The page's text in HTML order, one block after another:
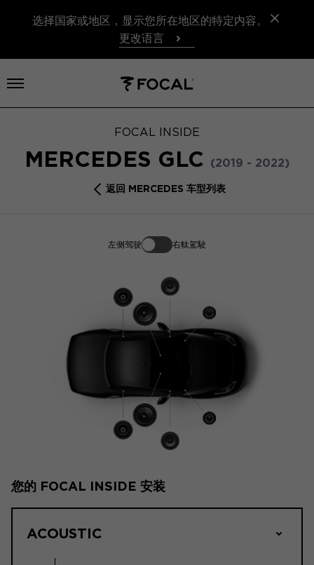
选择国家或地区，显示您所在地区的特定内容。
更改语言
打开菜单
FOCAL INSIDE
MERCEDES GLC (2019 - 2022)
返回 MERCEDES 车型列表
左侧驾驶 右軚駕駛
您的 FOCAL INSIDE 安装
ACOUSTIC